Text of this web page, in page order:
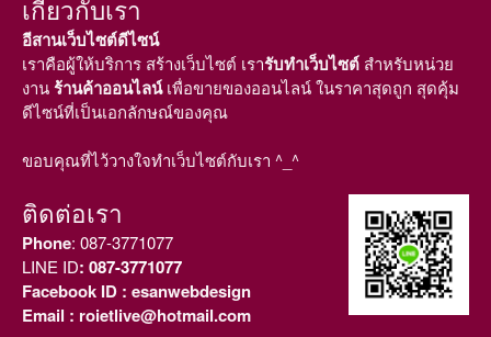
เกี่ยวกับเรา
อีสานเว็บไซต์ดีไซน์
เราคือผู้ให้บริการ สร้างเว็บไซต์ เรารับทำเว็บไซต์ สำหรับหน่วย
งานร้านค้าออนไลน์เพื่อขายของออนไลน์ ในราคาสุดถูก สุดคุ้ม
ดีไซน์ที่เป็นเอกลักษณ์ของคุณ
ขอบคุณที่ไว้วางใจทำเว็บไซต์กับเรา ^_^
ติดต่อเรา
Phone: 087-3771077
LINE ID: 087-3771077
Facebook ID : esanwebdesign
Email : roietlive@hotmail.com